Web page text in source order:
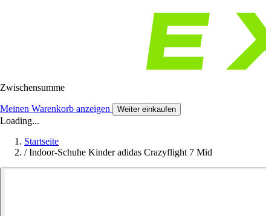
Zwischensumme
Meinen Warenkorb anzeigen Weiter einkaufen
Loading...
Startseite
/ Indoor-Schuhe Kinder adidas Crazyflight 7 Mid